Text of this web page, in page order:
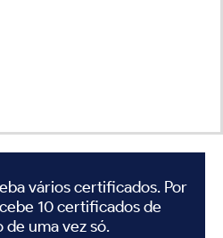
vários certificados. Por
10 certificados de
de uma vez só.